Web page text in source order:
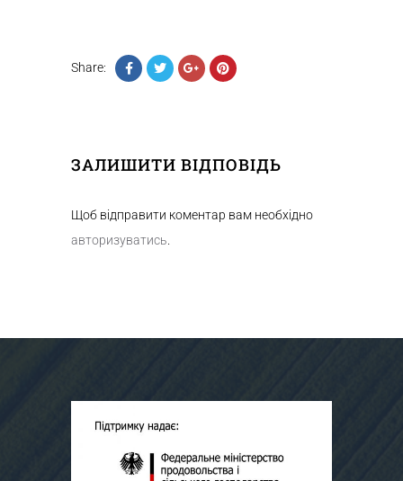
Share:
ЗАЛИШИТИ ВІДПОВІДЬ
Щоб відправити коментар вам необхідно
авторизуватись